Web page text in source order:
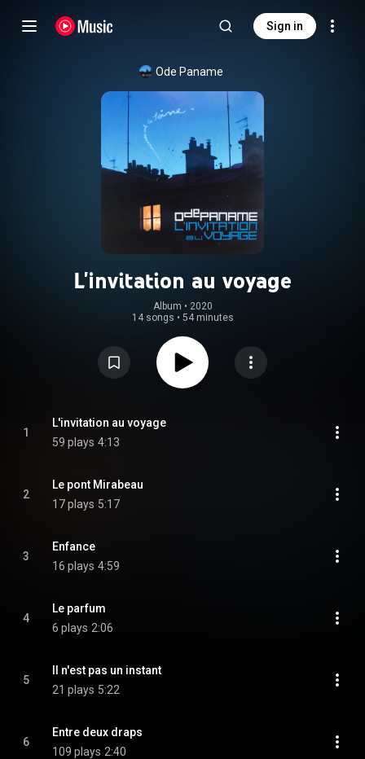
Sign in
Ode Paname
L'invitation au voyage
Album • 2020
14 songs • 54 minutes
1
L'invitation au voyage
59 plays 4:13
2
Le pont Mirabeau
17 plays 5:17
3
Enfance
16 plays 4:59
4
Le parfum
6 plays 2:06
5
Il n'est pas un instant
21 plays 5:22
6
Entre deux draps
109 plays 2:40